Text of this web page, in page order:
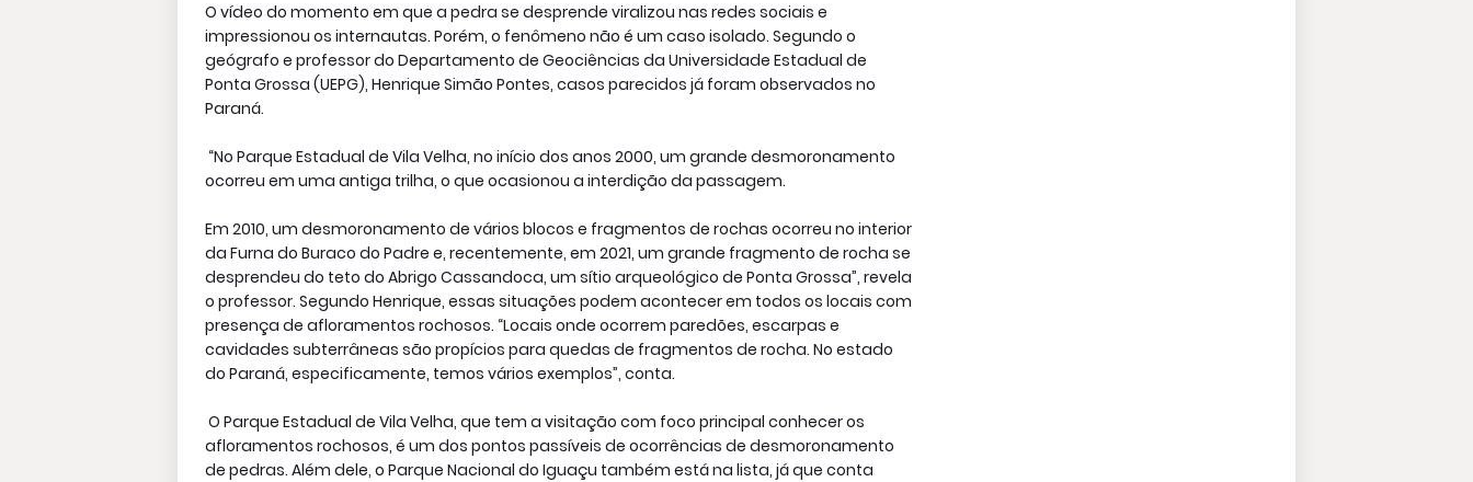
O vídeo do momento em que a pedra se desprende viralizou nas redes sociais e
impressionou os internautas. Porém, o fenômeno não é um caso isolado. Segundo o
geógrafo e professor do Departamento de Geociências da Universidade Estadual de
Ponta Grossa (UEPG), Henrique Simão Pontes, casos parecidos já foram observados no
Paraná.
“No Parque Estadual de Vila Velha, no início dos anos 2000, um grande desmoronamento
ocorreu em uma antiga trilha, o que ocasionou a interdição da passagem.
Em 2010, um desmoronamento de vários blocos e fragmentos de rochas ocorreu no interior
da Furna do Buraco do Padre e, recentemente, em 2021, um grande fragmento de rocha se
desprendeu do teto do Abrigo Cassandoca, um sítio arqueológico de Ponta Grossa”, revela
o professor. Segundo Henrique, essas situações podem acontecer em todos os locais com
presença de afloramentos rochosos. “Locais onde ocorrem paredões, escarpas e
cavidades subterrâneas são propícios para quedas de fragmentos de rocha. No estado
do Paraná, especificamente, temos vários exemplos”, conta.
O Parque Estadual de Vila Velha, que tem a visitação com foco principal conhecer os
afloramentos rochosos, é um dos pontos passíveis de ocorrências de desmoronamento
de pedras. Além dele, o Parque Nacional do Iguaçu também está na lista, já que conta